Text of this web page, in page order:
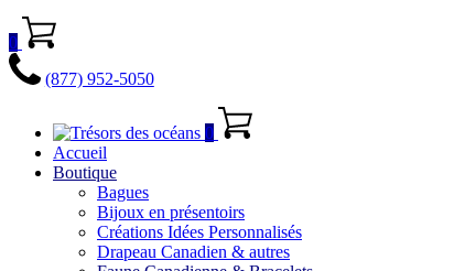
0
(877) 952-5050
0
Accueil
Boutique
Bagues
Bijoux en présentoirs
Créations Idées Personnalisés
Drapeau Canadien & autres